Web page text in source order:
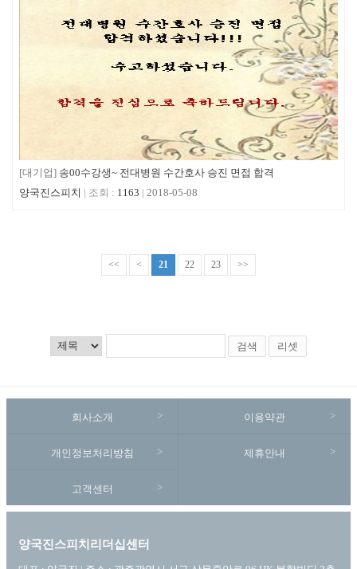
[대기업] 송00수강생~ 전대병원 수간호사 승진 면접 합격
양국진스피치
1163 2018-05-08
<< < 21 22 23 >>
검색 리셋
회사소개 이용약관
개인정보처리방침 제휴안내
고객센터
양국진스피치리더십센터